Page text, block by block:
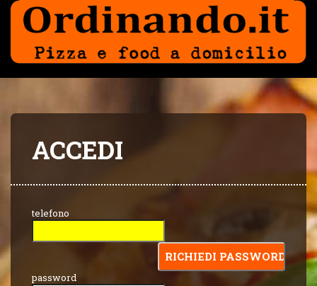
ACCEDI
telefono
password